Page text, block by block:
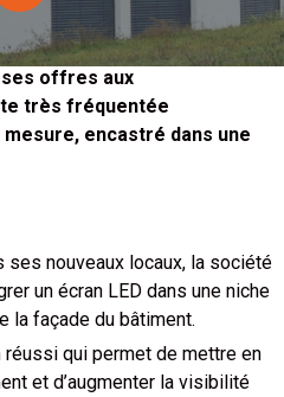
offres aux
très fréquentée
mesure, encastré dans une
nouveaux locaux, la société
un écran LED dans une niche
la façade du bâtiment.
réussi qui permet de mettre en
et d’augmenter la visibilité